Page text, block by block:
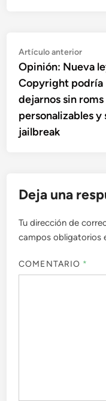
Navegación
de
entradas
Artículo anterior
Opinión: Nueva
Copyright podría
dejarnos sin roms
personalizables y
jailbreak
Deja una
Tu dirección de
campos obligatorios
COMENTARIO *